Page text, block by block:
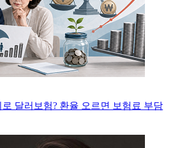
로 달러보험? 환율 오르면 보험료 부담